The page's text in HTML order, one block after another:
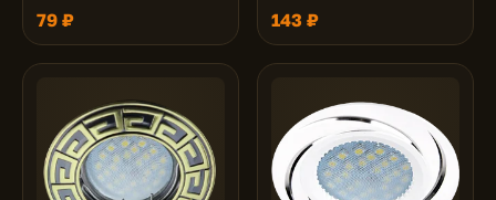
24x86 (кd74)
79 ₽
Золото 24x86 (кd74)
143 ₽